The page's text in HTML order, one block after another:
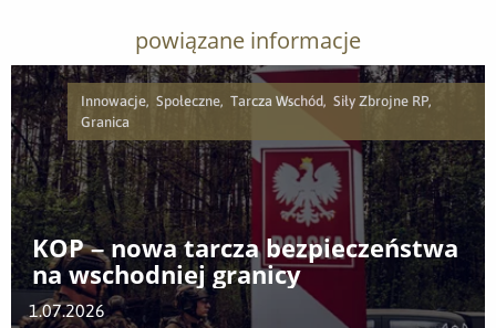
powiązane informacje
Innowacje, Społeczne, Tarcza Wschód, Siły Zbrojne RP,
Granica
KOP – nowa tarcza bezpieczeństwa
na wschodniej granicy
1.07.2026